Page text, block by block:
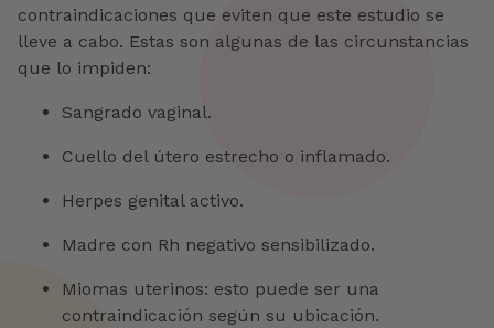
contraindicaciones que eviten que este estudio se
lleve a cabo. Estas son algunas de las circunstancias
que lo impiden:
Sangrado vaginal.
Cuello del útero estrecho o inflamado.
Herpes genital activo.
Madre con Rh negativo sensibilizado.
Miomas uterinos: esto puede ser una
contraindicación según su ubicación.